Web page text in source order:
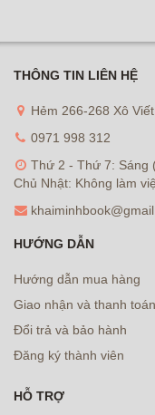
THÔNG TIN LIÊN HỆ
Hẻm 266-268 Xô
0971 998 312
Thứ 2 - Thứ 7: Sáng
Chủ Nhật: Không làm
HƯỚNG DẪN
Hướng dẫn mua hàng
Giao nhận và thanh toán
Đổi trả và bảo hành
Đăng ký thành viên
HỖ TRỢ